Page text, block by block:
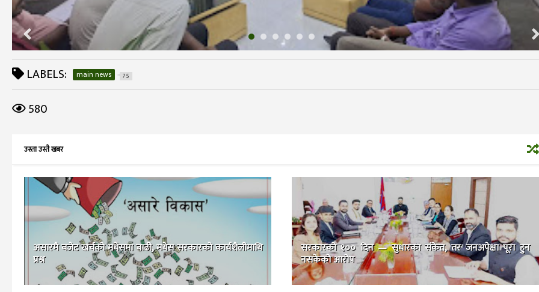
LABELS: main news 75
580
उस्ता उस्तै खबर
असारमै बजेट खर्चको मधेसमा बाढी, मधेस सरकारको कार्यशैलीमाथि
प्रश्न
सरकारको १०० दिन — सुधारका संकेत, तर जनअपेक्षा पूरा हुन
नसकेको आरोप